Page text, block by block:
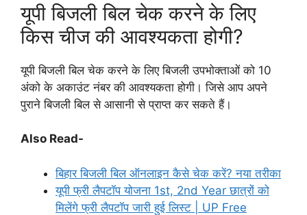
यूपी बिजली बिल चेक करने के लिए
किस चीज की आवश्यकता होगी?
यूपी बिजली बिल चेक करने के लिए बिजली उपभोक्ताओं को 10
अंको के अकाउंट नंबर की आवश्यकता होगी। जिसे आप अपने
पुराने बिजली बिल से आसानी से प्राप्त कर सकते हैं।
Also Read-
बिहार बिजली बिल ऑनलाइन कैसे चेक करें? नया तरीका
यूपी फ्री लैपटॉप योजना 1st, 2nd Year छात्रों को
मिलेंगे फ्री लैपटॉप जारी हुई लिस्ट | UP Free